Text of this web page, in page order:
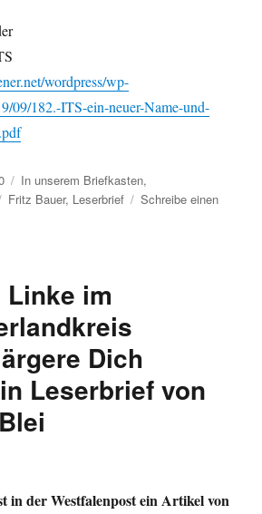
wordpress/wp-
09/182.-ITS-ein-neuer-Name-und-
Kategorien
In unserem Briefkasten,
Schlagwörter
Fritz Bauer, Leserbrief
Schreibe einen
im
Dich
Leserbrief von
in der Westfalenpost ein Artikel von